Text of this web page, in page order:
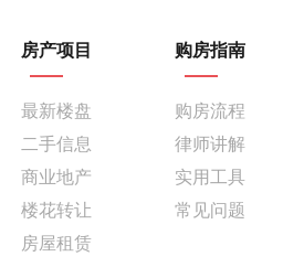
房产项目
最新楼盘
二手信息
商业地产
楼花转让
房屋租赁
购房指南
购房流程
律师讲解
实用工具
常见问题